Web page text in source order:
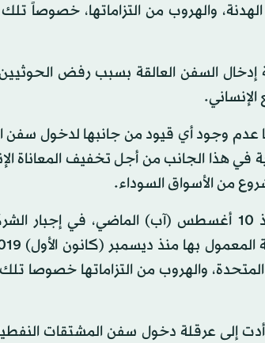
والهروب من التزاماتها، خصوصاً
إدخال السفن العالقة بسبب رفض الحوثيين
وجود أي قيود من جانبها لدخول سفن
هذا الجانب من أجل تخفيف المعاناة
من الأسواق السوداء.
وذكرت الحكومة اليمنية أن الميليشيات الحوثية بدأت منذ 10 أغسطس (آب)
والهروب من التزاماتها خصوصا
«أدت إلى عرقلة دخول سفن المشتقات